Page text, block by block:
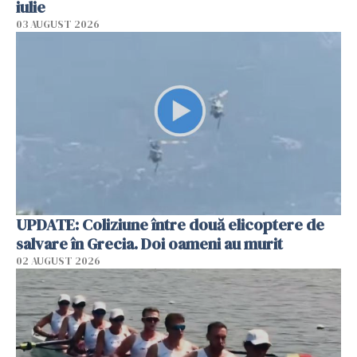
iulie
03 AUGUST 2026
UPDATE: Coliziune între două elicoptere de
salvare în Grecia. Doi oameni au murit
02 AUGUST 2026